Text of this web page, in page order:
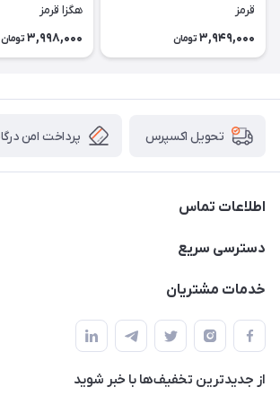
قرمز
3,949,000 تومان
هگزا قرمز
3,998,000 تومان
تحویل اکسپرس پرداخت امن
اطلاعات تماس
09012926386
دسترسی سریع
حساب کاربری
لیست محصولات
درباره ما
خدمات مشتریان
قوانین و مقررات
حریم خصوصی
راهنما
از جدید‌ترین تخفیف‌ها با‌ خبر شوید